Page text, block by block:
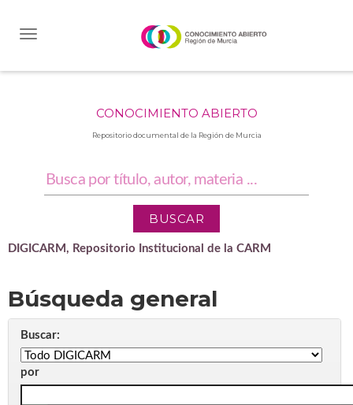
CONOCIMIENTO ABIERTO
Repositorio documental de la Región de Murcia
DIGICARM, Repositorio Institucional de la CARM
Búsqueda general
Buscar:
por